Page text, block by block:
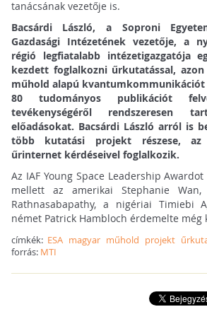
tanácsának vezetője is.
Bacsárdi László, a Soproni
Gazdasági Intézetének vezetője, a
régió legfiatalabb intézetigazgatója
kezdett foglalkozni űrkutatással,
műhold alapú kvantumkommunikációt
80 tudományos publikációt
tevékenységéről rendszeresen
előadásokat. Bacsárdi László arról is
több kutatási projekt részese,
űrinternet kérdéseivel foglalkozik.
Az IAF Young Space Leadership
mellett az amerikai Stephanie
Rathnasabapathy, a nigériai Timiebi
német Patrick Hambloch érdemelte még
címkék: ESA magyar műhold projekt
forrás: MTI